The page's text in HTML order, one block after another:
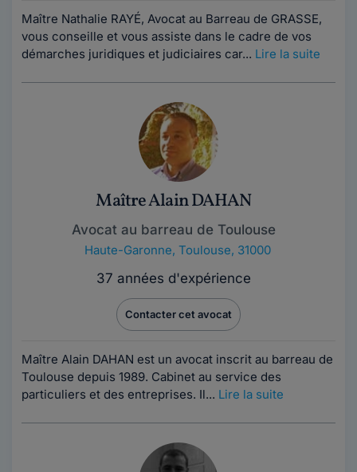
Maître Nathalie RAYÉ, Avocat au Barreau de GRASSE,
vous conseille et vous assiste dans le cadre de vos
démarches juridiques et judiciaires car... Lire la suite
Maître Alain DAHAN
Avocat au barreau de Toulouse
Haute-Garonne, Toulouse, 31000
37 années d'expérience
Contacter cet avocat
Maître Alain DAHAN est un avocat inscrit au barreau de
Toulouse depuis 1989. Cabinet au service des
particuliers et des entreprises. Il... Lire la suite